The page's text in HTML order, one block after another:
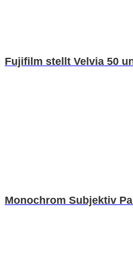
Fujifilm stellt Velvia 50
Monochrom Subjektiv